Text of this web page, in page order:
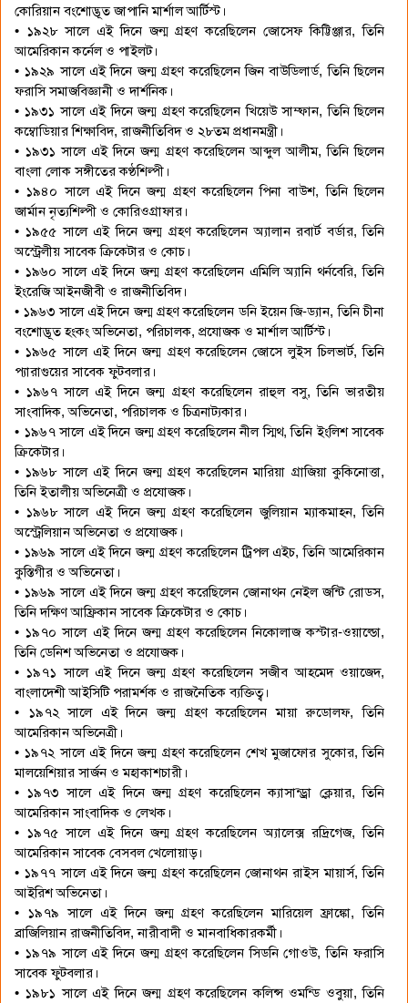
কোরিয়ান বংশোদ্ভূত জাপানি মার্শাল আর্টিস্ট।
• ১৯২৮ সালে এই দিনে জন্ম গ্রহণ করেছিলেন জোসেফ কিট্টিঞ্জার, তিনি
আমেরিকান কর্নেল ও পাইলট।
• ১৯২৯ সালে এই দিনে জন্ম গ্রহণ করেছিলেন জিন বাউডিলার্ড, তিনি ছিলেন
ফরাসি সমাজবিজ্ঞানী ও দার্শনিক।
• ১৯৩১ সালে এই দিনে জন্ম গ্রহণ করেছিলেন খিয়েউ সাম্ফান, তিনি ছিলেন
কম্বোডিয়ার শিক্ষাবিদ, রাজনীতিবিদ ও ২৮তম প্রধানমন্ত্রী।
• ১৯৩১ সালে এই দিনে জন্ম গ্রহণ করেছিলেন আব্দুল আলীম, তিনি ছিলেন
বাংলা লোক সঙ্গীতের কণ্ঠশিল্পী।
• ১৯৪০ সালে এই দিনে জন্ম গ্রহণ করেছিলেন পিনা বাউশ, তিনি ছিলেন
জার্মান নৃত্যশিল্পী ও কোরিওগ্রাফার।
• ১৯৫৫ সালে এই দিনে জন্ম গ্রহণ করেছিলেন অ্যালান রবার্ট বর্ডার, তিনি
অস্ট্রেলীয় সাবেক ক্রিকেটার ও কোচ।
• ১৯৬০ সালে এই দিনে জন্ম গ্রহণ করেছিলেন এমিলি অ্যানি থর্নবেরি, তিনি
ইংরেজি আইনজীবী ও রাজনীতিবিদ।
• ১৯৬৩ সালে এই দিনে জন্ম গ্রহণ করেছিলেন ডনি ইয়েন জি-ড্যান, তিনি চীনা
বংশোদ্ভূত হংকং অভিনেতা, পরিচালক, প্রযোজক ও মার্শাল আর্টিস্ট।
• ১৯৬৫ সালে এই দিনে জন্ম গ্রহণ করেছিলেন জোসে লুইস চিলভার্ট, তিনি
প্যারাগুয়ের সাবেক ফুটবলার।
• ১৯৬৭ সালে এই দিনে জন্ম গ্রহণ করেছিলেন রাহুল বসু, তিনি ভারতীয়
সাংবাদিক, অভিনেতা, পরিচালক ও চিত্রনাট্যকার।
• ১৯৬৭ সালে এই দিনে জন্ম গ্রহণ করেছিলেন নীল স্মিথ, তিনি ইংলিশ সাবেক
ক্রিকেটার।
• ১৯৬৮ সালে এই দিনে জন্ম গ্রহণ করেছিলেন মারিয়া গ্রাজিয়া কুকিনোত্তা,
তিনি ইতালীয় অভিনেত্রী ও প্রযোজক।
• ১৯৬৮ সালে এই দিনে জন্ম গ্রহণ করেছিলেন জুলিয়ান ম্যাকমাহন, তিনি
অস্ট্রেলিয়ান অভিনেতা ও প্রযোজক।
• ১৯৬৯ সালে এই দিনে জন্ম গ্রহণ করেছিলেন ট্রিপল এইচ, তিনি আমেরিকান
কুস্তিগীর ও অভিনেতা।
• ১৯৬৯ সালে এই দিনে জন্ম গ্রহণ করেছিলেন জোনাথন নেইল জন্টি রোডস,
তিনি দক্ষিণ আফ্রিকান সাবেক ক্রিকেটার ও কোচ।
• ১৯৭০ সালে এই দিনে জন্ম গ্রহণ করেছিলেন নিকোলাজ কস্টার-ওয়াল্ডো,
তিনি ডেনিশ অভিনেতা ও প্রযোজক।
• ১৯৭১ সালে এই দিনে জন্ম গ্রহণ করেছিলেন সজীব আহমেদ ওয়াজেদ,
বাংলাদেশী আইসিটি পরামর্শক ও রাজনৈতিক ব্যক্তিত্ব।
• ১৯৭২ সালে এই দিনে জন্ম গ্রহণ করেছিলেন মায়া রুডোলফ, তিনি
আমেরিকান অভিনেত্রী।
• ১৯৭২ সালে এই দিনে জন্ম গ্রহণ করেছিলেন শেখ মুজাফোর সুকোর, তিনি
মালয়েশিয়ার সার্জন ও মহাকাশচারী।
• ১৯৭৩ সালে এই দিনে জন্ম গ্রহণ করেছিলেন ক্যাসান্ড্রা ক্লেয়ার, তিনি
আমেরিকান সাংবাদিক ও লেখক।
• ১৯৭৫ সালে এই দিনে জন্ম গ্রহণ করেছিলেন অ্যালেক্স রদ্রিগেজ, তিনি
আমেরিকান সাবেক বেসবল খেলোয়াড়।
• ১৯৭৭ সালে এই দিনে জন্ম গ্রহণ করেছিলেন জোনাথন রাইস মায়ার্স, তিনি
আইরিশ অভিনেতা।
• ১৯৭৯ সালে এই দিনে জন্ম গ্রহণ করেছিলেন মারিয়েল ফ্রাঙ্কো, তিনি
ব্রাজিলিয়ান রাজনীতিবিদ, নারীবাদী ও মানবাধিকারকর্মী।
• ১৯৭৯ সালে এই দিনে জন্ম গ্রহণ করেছিলেন সিডনি গোওউ, তিনি ফরাসি
সাবেক ফুটবলার।
• ১৯৮১ সালে এই দিনে জন্ম গ্রহণ করেছিলেন কলিন্স ওমন্ডি ওবুয়া, তিনি